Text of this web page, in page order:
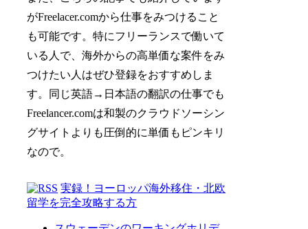
がFreelacer.comから仕事をみつけること
も可能です。特にフリーランスで働いて
いる人で、海外からの高単価な案件をみ
つけたい人はぜひ登録をおすすめしま
す。同じ英語→日本語の翻訳の仕事でも
Freelancer.comは和製のクラウドソーシン
グサイトよりも圧倒的に単価もピンキリ
なので。
実録！ヨーロッパ海外移住・北欧
留学を完全攻略する方